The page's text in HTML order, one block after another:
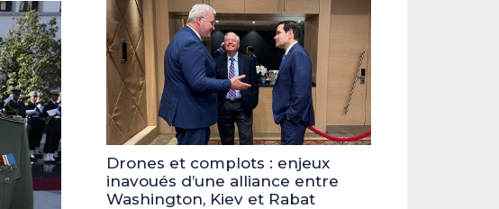
Drones et complots : enjeux
inavoués d’une alliance entre
Washington, Kiev et Rabat